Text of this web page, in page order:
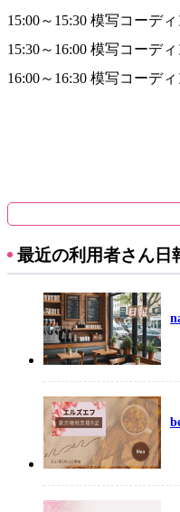
15:00～15:30 模写コーデ
15:30～16:00 模写コーデ
16:00～16:30 模写コーデ
最近の利用者さん日